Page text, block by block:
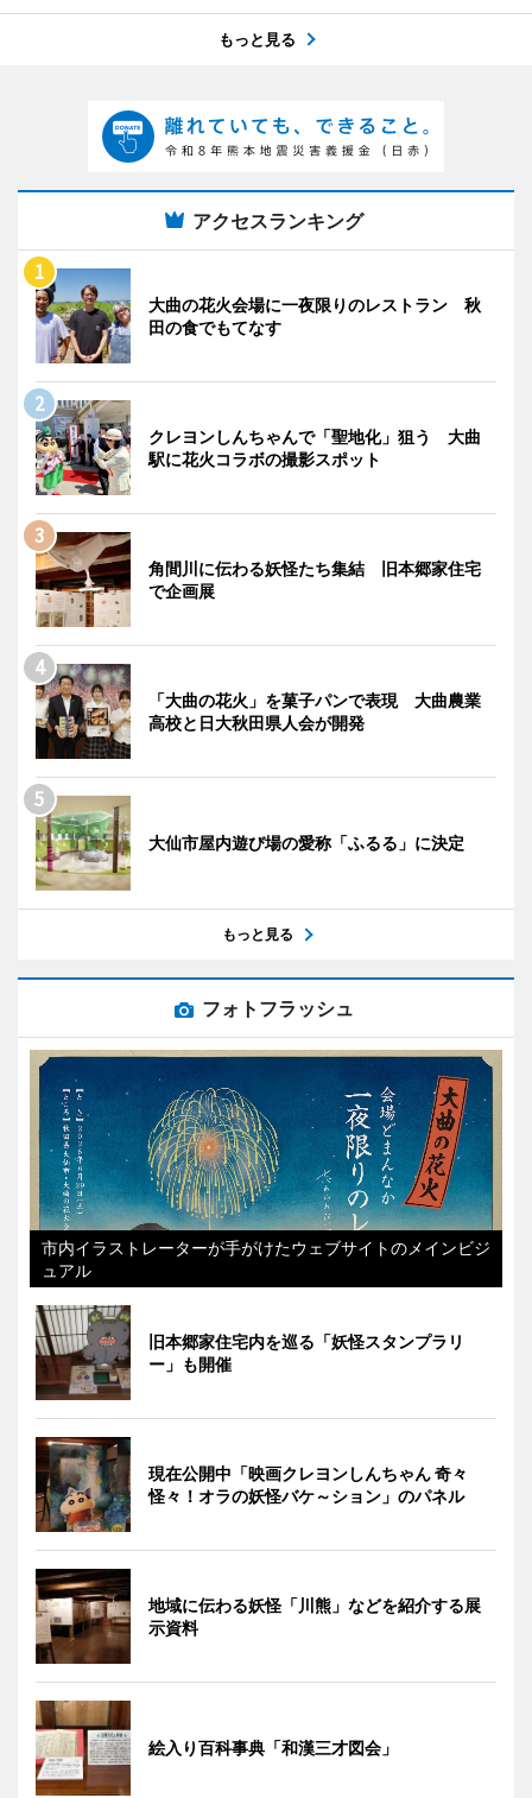
もっと見る
アクセスランキング
大曲の花火会場に一夜限りのレストラン 秋
田の食でもてなす
クレヨンしんちゃんで「聖地化」狙う 大曲
駅に花火コラボの撮影スポット
角間川に伝わる妖怪たち集結 旧本郷家住宅
で企画展
「大曲の花火」を菓子パンで表現 大曲農業
高校と日大秋田県人会が開発
大仙市屋内遊び場の愛称「ふるる」に決定
もっと見る
フォトフラッシュ
市内イラストレーターが手がけたウェブサイトのメインビジ
ュアル
旧本郷家住宅内を巡る「妖怪スタンプラリ
ー」も開催
現在公開中「映画クレヨンしんちゃん 奇々
怪々！オラの妖怪バケ～ション」のパネル
地域に伝わる妖怪「川熊」などを紹介する展
示資料
絵入り百科事典「和漢三才図会」